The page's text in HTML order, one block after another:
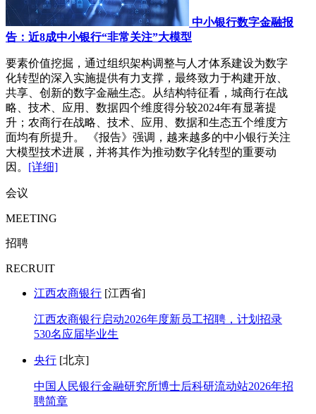
中小银行数字金融报
告：近8成中小银行“非常关注”大模型
要素价值挖掘，通过组织架构调整与人才体系建设为数字
化转型的深入实施提供有力支撑，最终致力于构建开放、
共享、创新的数字金融生态。从结构特征看，城商行在战
略、技术、应用、数据四个维度得分较2024年有显著提
升；农商行在战略、技术、应用、数据和生态五个维度方
面均有所提升。 《报告》强调，越来越多的中小银行关注
大模型技术进展，并将其作为推动数字化转型的重要动
因。 [详细]
会议
MEETING
招聘
RECRUIT
江西农商银行 [江西省]
江西农商银行启动2026年度新员工招聘，计划招录
530名应届毕业生
央行 [北京]
中国人民银行金融研究所博士后科研流动站2026年招
聘简章